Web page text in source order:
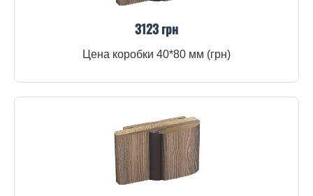
3123 грн
Цена коробки 40*80 мм (грн)